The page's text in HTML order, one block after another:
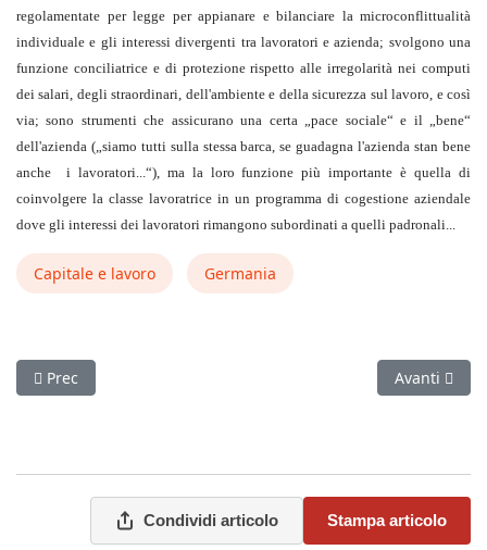
regolamentate per legge per appianare e bilanciare la microconflittualità
individuale e gli interessi divergenti tra lavoratori e azienda; svolgono una
funzione conciliatrice e di protezione rispetto alle irregolarità nei computi
dei salari, degli straordinari, dell'ambiente e della sicurezza sul lavoro, e così
via; sono strumenti che assicurano una certa „pace sociale“ e il „bene“
dell'azienda („siamo tutti sulla stessa barca, se guadagna l'azienda stan bene
anche i lavoratori...“), ma la loro funzione più importante è quella di
coinvolgere la classe lavoratrice in un programma di cogestione aziendale
dove gli interessi dei lavoratori rimangono subordinati a quelli padronali...
Capitale e lavoro Germania
Articolo precedente: Da Parigi: La galera e la gioia (Viva la
Prec Articolo
Avanti
Condividi articolo Stampa articolo